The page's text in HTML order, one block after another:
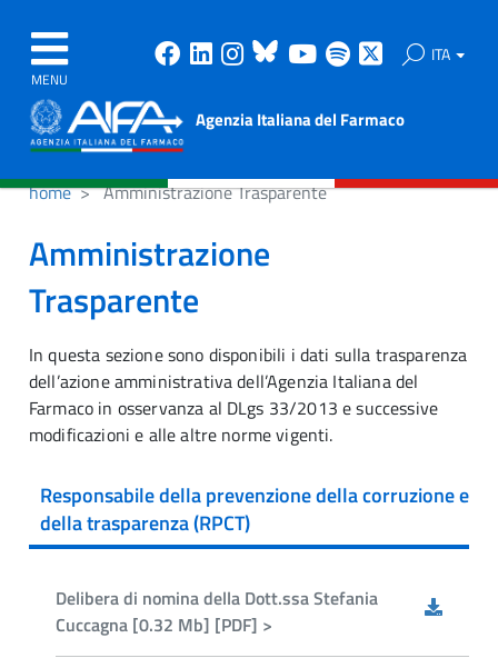
MENU
Facebook
Linkedin
Instagram
Bluesky
Youtube
Spotify ITA
Agenzia Italiana del Farmaco
home Amministrazione Trasparente
Amministrazione
Trasparente
In questa sezione sono disponibili i dati sulla trasparenza
dell’azione amministrativa dell’Agenzia Italiana del
Farmaco in osservanza al DLgs 33/2013 e successive
modificazioni e alle altre norme vigenti.
Responsabile della prevenzione della corruzione e
della trasparenza (RPCT)
Delibera di nomina della Dott.ssa Stefania
Cuccagna [0.32 Mb] [PDF] >